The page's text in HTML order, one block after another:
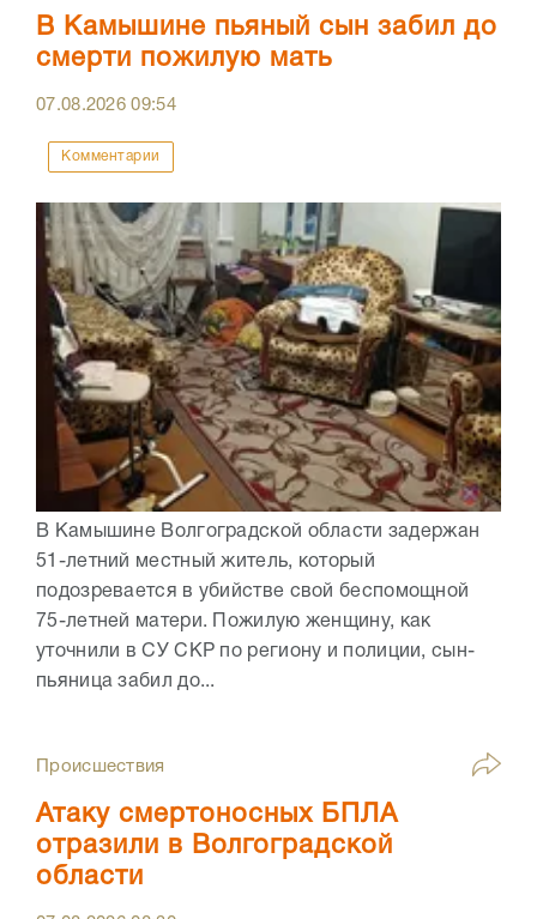
В Камышине пьяный сын забил до
смерти пожилую мать
07.08.202609:54
Комментарии
В Камышине Волгоградской области задержан
51-летний местный житель, который
подозревается в убийстве свой беспомощной
75-летней матери. Пожилую женщину, как
уточнили в СУ СКР по региону и полиции, сын-
пьяница забил до...
Происшествия
Атаку смертоносных БПЛА
отразили в Волгоградской
области